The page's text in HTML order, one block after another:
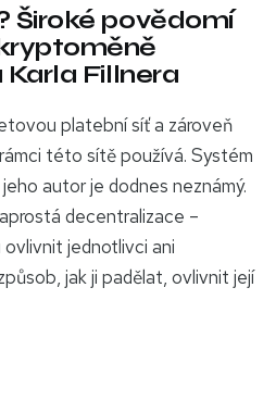
Široké povědomí
Karla Fillnera
platební síť a zároveň
této sítě používá. Systém
autor je dodnes neznámý.
decentralizace –
jednotlivci ani
jak ji padělat, ovlivnit její